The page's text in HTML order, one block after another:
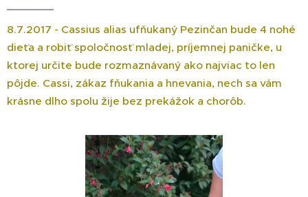
8.7.2017 - Cassius alias ufňukaný Pezinčan bude 4 nohé
dieťa a robiť spoločnosť mladej, príjemnej paničke, u
ktorej určite bude rozmaznávaný ako najviac to len
pôjde. Cassi, zákaz fňukania a hnevania, nech sa vám
krásne dlho spolu žije bez prekážok a chorôb.